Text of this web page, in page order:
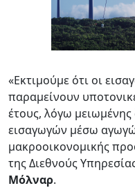
«Εκτιμούμε ότι οι
παραμείνουν
έτους, λόγω
εισαγωγών μέσω
μακροοικονομικής
της Διεθνούς
Μόλναρ.